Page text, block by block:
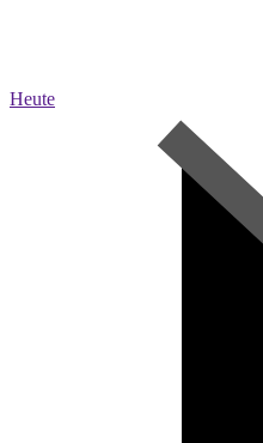
Heute